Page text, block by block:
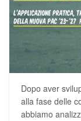
Dopo aver
alla fase delle
abbiamo